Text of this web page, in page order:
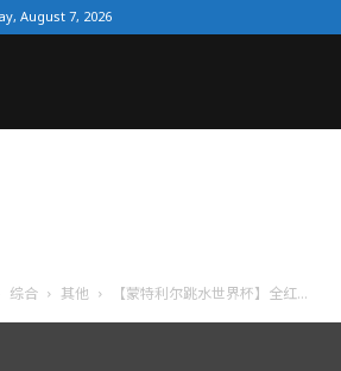
August 7, 2026
综合 其他 【蒙特利尔跳水世界杯】全红...